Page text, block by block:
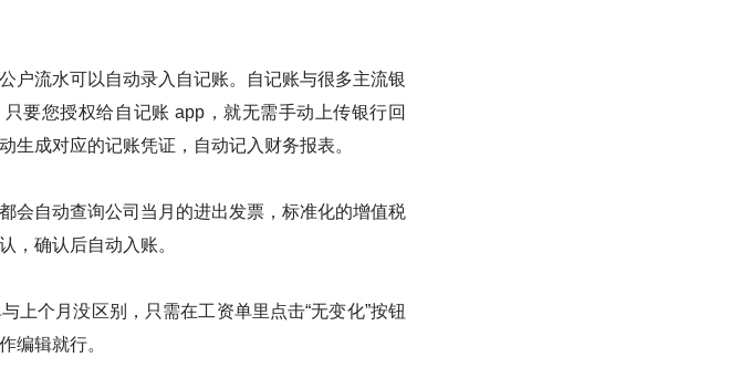
户流水可以自动录入自记账。自记账与很多主流银
要您授权给自记账 app，就无需手动上传银行回
生成对应的记账凭证，自动记入财务报表。
会自动查询公司当月的进出发票，标准化的增值税
，确认后自动入账。
上个月没区别，只需在工资单里点击“无变化”按钮
编辑就行。